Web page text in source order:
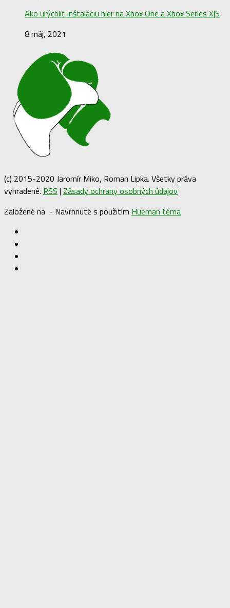
Ako urýchliť inštaláciu hier na Xbox One a Xbox Series X|S
8 máj, 2021
(c) 2015-2020 Jaromír Miko, Roman Lipka. Všetky práva
vyhradené. RSS | Zásady ochrany osobných údajov
Založené na - Navrhnuté s použitím Hueman téma